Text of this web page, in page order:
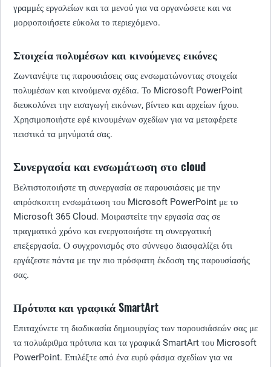
γραμμές εργαλείων και τα μενού για να οργανώσετε και να
μορφοποιήσετε εύκολα το περιεχόμενο.
Στοιχεία πολυμέσων και κινούμενες εικόνες
Ζωντανέψτε τις παρουσιάσεις σας ενσωματώνοντας στοιχεία
πολυμέσων και κινούμενα σχέδια. Το Microsoft PowerPoint
διευκολύνει την εισαγωγή εικόνων, βίντεο και αρχείων ήχου.
Χρησιμοποιήστε εφέ κινουμένων σχεδίων για να μεταφέρετε
πειστικά τα μηνύματά σας.
Συνεργασία και ενσωμάτωση στο cloud
Βελτιστοποιήστε τη συνεργασία σε παρουσιάσεις με την
απρόσκοπτη ενσωμάτωση του Microsoft PowerPoint με το
Microsoft 365 Cloud. Μοιραστείτε την εργασία σας σε
πραγματικό χρόνο και ενεργοποιήστε τη συνεργατική
επεξεργασία. Ο συγχρονισμός στο σύννεφο διασφαλίζει ότι
εργάζεστε πάντα με την πιο πρόσφατη έκδοση της παρουσίασής
σας.
Πρότυπα και γραφικά SmartArt
Επιταχύνετε τη διαδικασία δημιουργίας των παρουσιάσεών σας με
τα πολυάριθμα πρότυπα και τα γραφικά SmartArt του Microsoft
PowerPoint. Επιλέξτε από ένα ευρύ φάσμα σχεδίων για να